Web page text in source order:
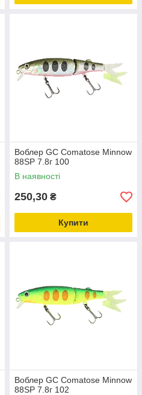
Воблер GC Comatose Minnow
88SP 7.8г 100
В наявності
250,30 ₴
Купити
Воблер GC Comatose Minnow
88SP 7.8г 102